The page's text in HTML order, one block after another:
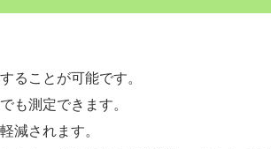
ることが可能です。
も測定できます。
減されます。